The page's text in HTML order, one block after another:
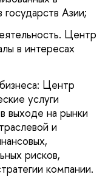
государств Азии;
Центр
в интересах
Центр
услуги
выходе на рынки
и
рисков,
компании.